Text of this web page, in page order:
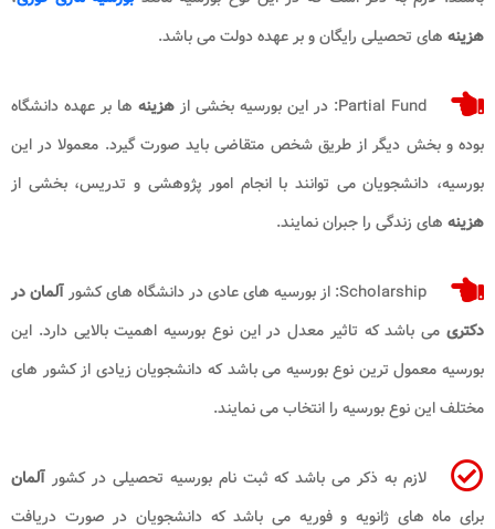
هزینه های تحصیلی رایگان و بر عهده دولت می باشد.
Partial Fund: در این بورسیه بخشی از هزینه ها بر عهده دانشگاه
بوده و بخش دیگر از طریق شخص متقاضی باید صورت گیرد. معمولا در این
بورسیه، دانشجویان می توانند با انجام امور پژوهشی و تدریس، بخشی از
هزینه های زندگی را جبران نمایند.
Scholarship: از بورسیه های عادی در دانشگاه های کشور
آلمان در
دکتری می باشد که تاثیر معدل در این نوع بورسیه اهمیت بالایی دارد. این
بورسیه معمول ترین نوع بورسیه می باشد که دانشجویان زیادی از کشور های
مختلف این نوع بورسیه را انتخاب می نمایند.
لازم به ذکر می باشد که ثبت نام بورسیه تحصیلی در کشور آلمان
برای ماه های ژانویه و فوریه می باشد که دانشجویان در صورت دریافت